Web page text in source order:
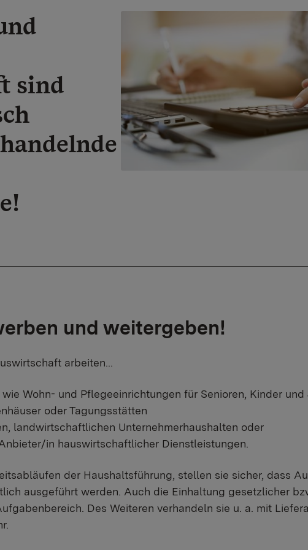
sind
und weitergeben!
arbeiten...
wie Wohn- und Pflegeeinrichtungen für Senioren, Kinder
oder Tagungsstätten
landwirtschaftlichen Unternehmerhaushalten oder
in hauswirtschaftlicher Dienstleistungen.
der Haushaltsführung, stellen sie sicher, dass
ausgeführt werden. Auch die Einhaltung gesetzlicher
Des Weiteren verhandeln sie u. a. mit